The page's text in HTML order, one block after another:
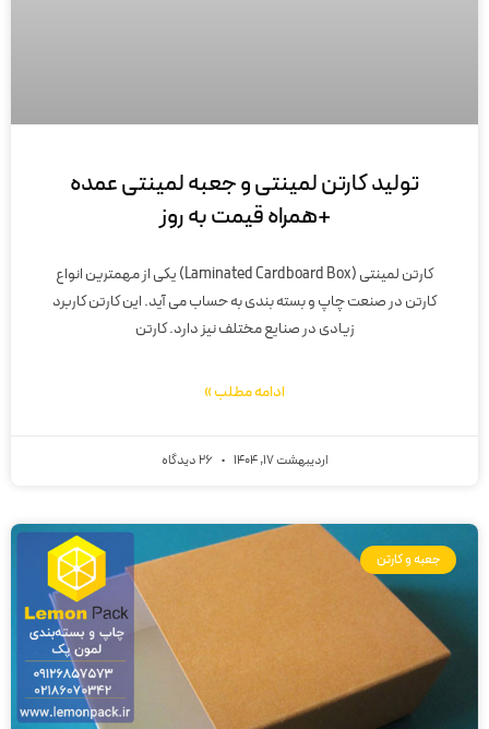
تولید کارتن لمینتی و جعبه لمینتی عمده
+همراه قیمت به روز
کارتن لمینتی (Laminated Cardboard Box) یکی از مهمترین انواع
کارتن در صنعت چاپ و بسته بندی به حساب می آید. این کارتن کاربرد
زیادی در صنایع مختلف نیز دارد. کارتن
ادامه مطلب »
اردیبهشت 17, 1404
جعبه و کارتن